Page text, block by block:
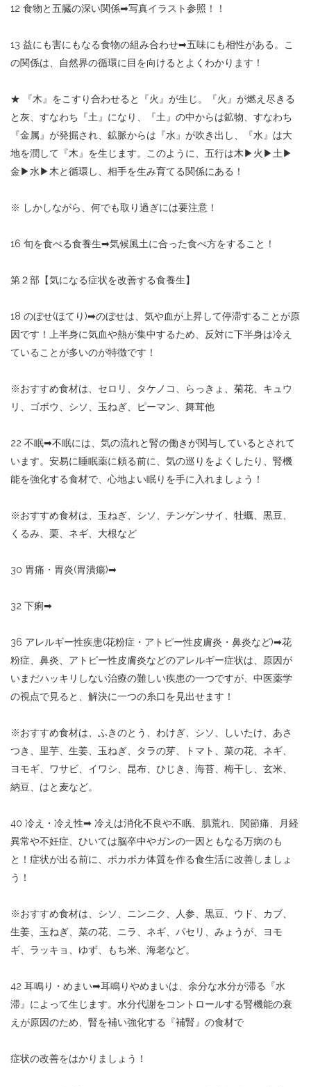
12 食物と五臓の深い関係➡︎写真イラスト参照！！
13 益にも害にもなる食物の組み合わせ➡︎五味にも相性がある。こ
の関係は、自然界の循環に目を向けるとよくわかります！
★
『木』をこすり合わせると『火』が生じ。『火』が燃え尽きる
と灰、すなわち『土』になり、『土』の中からは鉱物、すなわち
『金属』が発掘され、鉱脈からは『水』が吹き出し、『水』は大
地を潤して『木』を生じます。このように、五行は木▶︎ 火 ▶︎土▶︎
金▶︎水▶︎木と循環し、相手を生み育てる関係にある！
※ しかしながら、何でも取り過ぎには要注意！
16 旬を食べる食養生➡︎気候風土に合った食べ方をすること！
第２部【気になる症状を改善する食養生】
18 のぼせ(ほてり)➡︎のぼせは、気や血が上昇して停滞することが原
因です！上半身に気血や熱が集中するため、反対に下半身は冷え
ていることが多いのが特徴です！
※おすすめ食材は、セロリ、タケノコ、らっきょ、菊花、キュウ
リ、ゴボウ、シソ、玉ねぎ、ピーマン、舞茸他
22 不眠➡︎不眠には、気の流れと腎の働きが関与しているとされて
います。安易に睡眠薬に頼る前に、気の巡りをよくしたり、腎機
能を強化する食材で、心地よい眠りを手に入れましょう！
※おすすめ食材は、玉ねぎ、シソ、チンゲンサイ、牡蠣、黒豆、
くるみ、栗、ネギ、大根など
30 胃痛・胃炎(胃潰瘍)➡︎
32 下痢➡︎
36 アレルギー性疾患(花粉症・アトピー性皮膚炎・鼻炎など)➡︎花
粉症、鼻炎、アトピー性皮膚炎などのアレルギー症状は、原因が
いまだハッキリしない治療の難しい疾患の一つですが、中医薬学
の視点で見ると、解決に一つの糸口を見出せます！
※おすすめ食材は、ふきのとう、わけぎ、シソ、しいたけ、あさ
つき、里芋、生姜、玉ねぎ、タラの芽、トマト、菜の花、ネギ、
ヨモギ、ワサビ、イワシ、昆布、ひじき、海苔、梅干し、玄米、
納豆、はと麦など。
40 冷え・冷え性➡︎ 冷えは消化不良や不眠、肌荒れ、関節痛、月経
異常や不妊症、ひいては脳卒中やガンの一因ともなる万病のも
と！症状が出る前に、ポカポカ体質を作る食生活に改善しましょ
う！
※おすすめ食材は、シソ、ニンニク、人参、黒豆、ウド、カブ、
生姜、玉ねぎ、菜の花、ニラ、ネギ、パセリ、みょうが、ヨモ
ギ、ラッキョ、ゆず、もち米、海老など。
42 耳鳴り・めまい➡︎耳鳴りやめまいは、余分な水分が滞る『水
滞』によって生じます。水分代謝をコントロールする腎機能の衰
えが原因のため、腎を補い強化する『補腎』の食材で
症状の改善をはかりましょう！